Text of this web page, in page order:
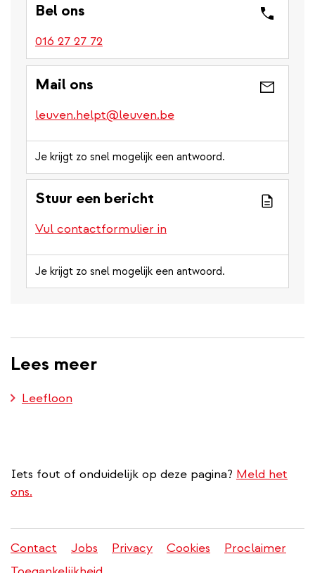
Bel ons
016 27 27 72
Mail ons
leuven.helpt@leuven.be
Je krijgt zo snel mogelijk een antwoord.
Stuur een bericht
Vul contactformulier in
Je krijgt zo snel mogelijk een antwoord.
Lees meer
Leefloon
Iets fout of onduidelijk op deze pagina? Meld het
ons.
Juridisch
Contact Jobs Privacy Cookies
Proclaimer